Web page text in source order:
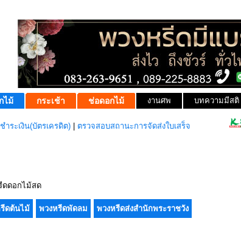
ไม้ กระเช้า ช่อดอกไม้ งานศพ บทความมีสติ
ชำระเงิน(บัตรเครดิต) ตรวจสอบสถานะการจัดส่งใบเสร็จ
ดดอกไม้สด
ดต้นไม้ พวงหรีดพัดลม พวงหรีดส่งสำนักพระราชวัง